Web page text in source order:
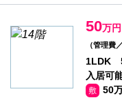
50万円
（管理費
1LDK
入居可
敷 50